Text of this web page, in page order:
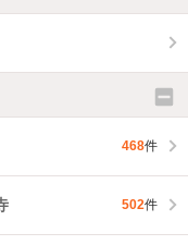
468件
502件